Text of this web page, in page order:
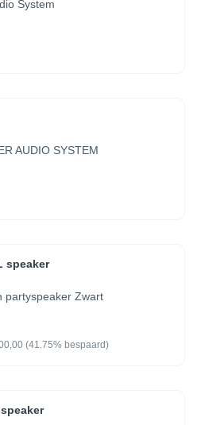
System
AUDIO SYSTEM
speaker
partyspeaker Zwart
(41.75% bespaard)
speaker